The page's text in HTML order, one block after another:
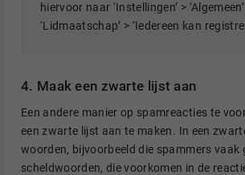
hiervoor naar ‘Instellingen’ >
‘Lidmaatschap’ > ‘Iedereen kan
4. Maak een zwarte lijst aan
Een andere manier op spamreacties te
een zwarte lijst aan te maken. In een
woorden, bijvoorbeeld die spammers vaak
scheldwoorden, die voorkomen in de